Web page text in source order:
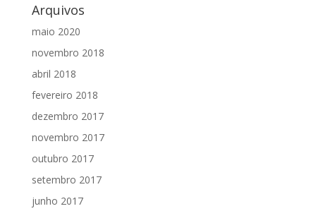
Arquivos
maio 2020
novembro 2018
abril 2018
fevereiro 2018
dezembro 2017
novembro 2017
outubro 2017
setembro 2017
junho 2017